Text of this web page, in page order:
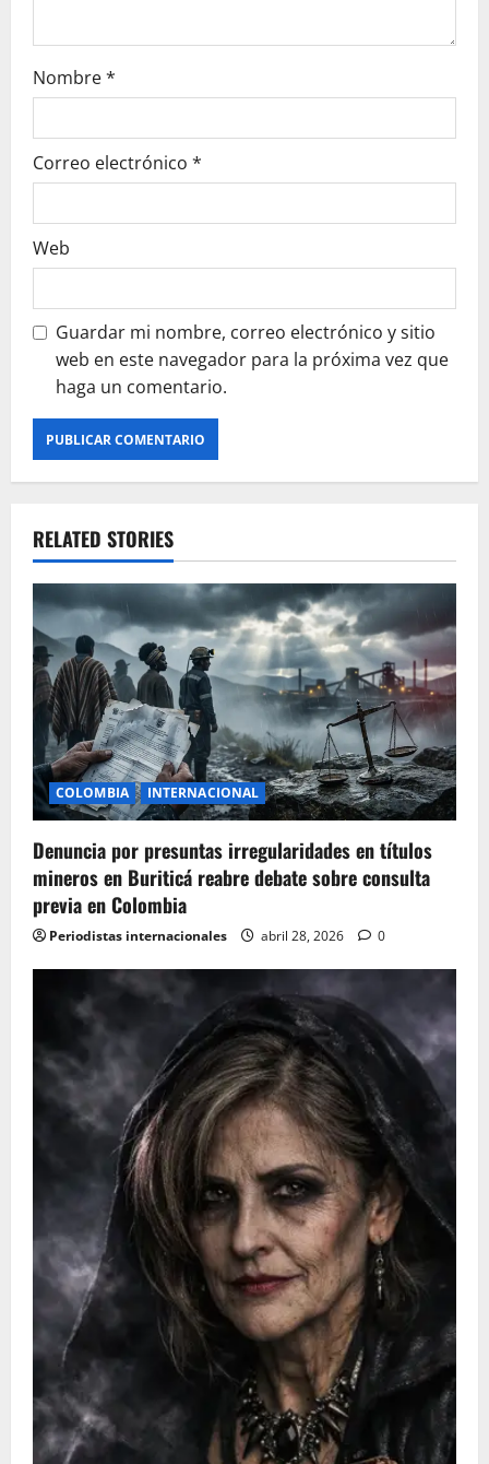
Nombre*
Correo electrónico *
Web
Guardar mi nombre, correo electrónico y sitio
web en este navegador para la próxima vez que
haga un comentario.
RELATED STORIES
COLOMBIA INTERNACIONAL
Denuncia por presuntas irregularidades en títulos
mineros en Buriticá reabre debate sobre consulta
previa en Colombia
Periodistas internacionales abril 28, 2026 0